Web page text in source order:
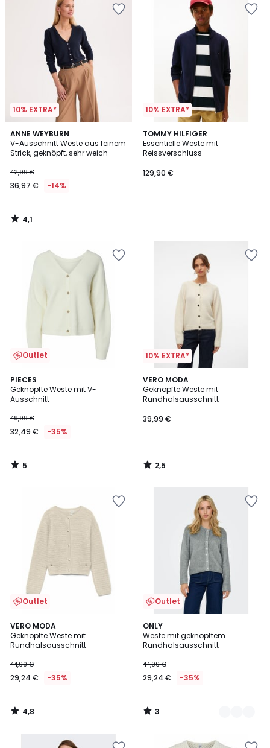
10% EXTRA*
ANNE WEYBURN
V-Ausschnitt Weste aus feinem
Strick, geknöpft, sehr weich
42,99 €
36,97 € -14%
4,1
/ 5
4,1
/
10% EXTRA*
TOMMY HILFIGER
Essentielle Weste mit
Reissverschluss
129,90 €
Outlet
PIECES
Geknöpfte Weste mit V-
Ausschnitt
49,99 €
32,49 € -35%
5
/
5
5
/
10% EXTRA*
VERO MODA
Geknöpfte Weste mit
Rundhalsausschnitt
39,99 €
2,5
/ 5
2,5
/
Outlet
VERO MODA
Geknöpfte Weste mit
Rundhalsausschnitt
44,99 €
29,24 € -35%
4,8
/ 5
4,8
/
Outlet
ONLY
Weste mit geknöpftem
Rundhalsausschnitt
44,99 €
29,24 € -35%
3
/
5
2
Farben
3
/